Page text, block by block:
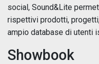
social, Sound&Lite
rispettivi prodotti,
ampio database di utenti
Showbook